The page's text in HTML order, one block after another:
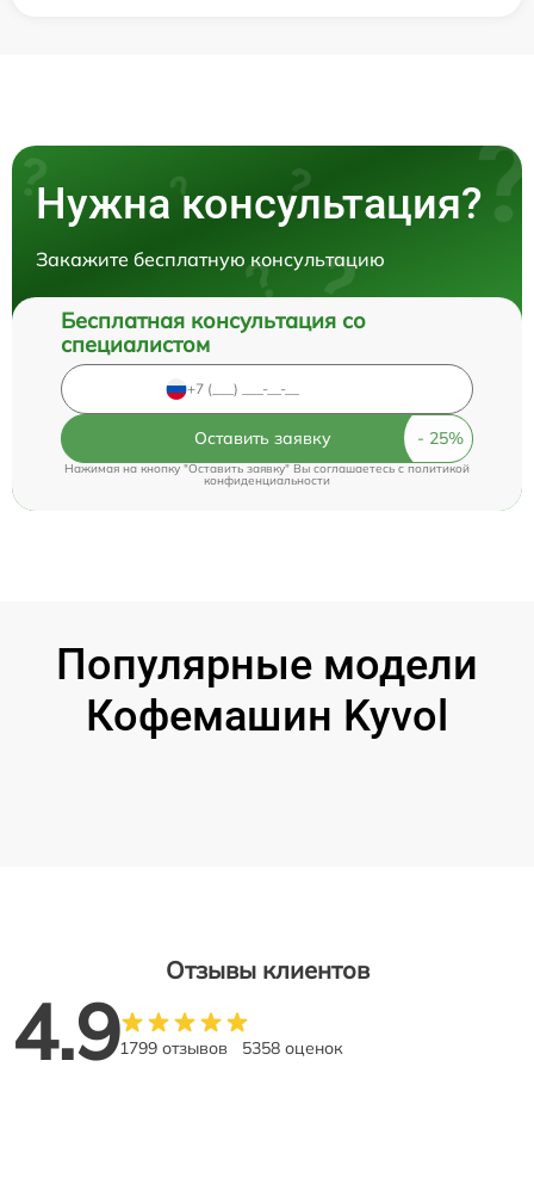
Нужна консультация?
Закажите бесплатную консультацию
Бесплатная консультация со
специалистом
Оставить заявку
Нажимая на кнопку "Оставить заявку" Вы соглашаетесь cполитикой
конфиденциальности
Популярные модели
Кофемашин Kyvol
Отзывы клиентов
4.91799 отзывов 5358 оценок